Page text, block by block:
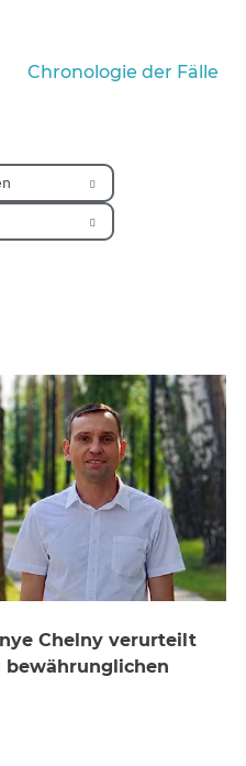
Chronologie der Fälle
Chelny verurteilt
bewährunglichen